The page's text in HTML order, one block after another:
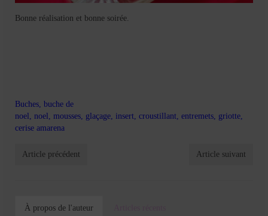
Bonne réalisation et bonne soirée.
Buches, buche de
noel , noel , mousses, glaçage, insert, croustillant, entremets, griotte,
cerise amarena
Article précédent Article suivant
À propos de l'auteur